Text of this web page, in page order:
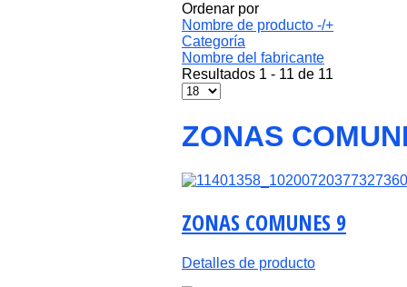
Ordenar por
Nombre de producto -/+
Categoría
Nombre del fabricante
Resultados 1 - 11 de 11
ZONAS
ZONAS COMUNES 9
Detalles de producto